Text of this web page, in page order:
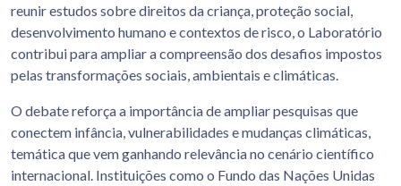
reunir estudos sobre direitos da criança, proteção social,
desenvolvimento humano e contextos de risco, o Laboratório
contribui para ampliar a compreensão dos desafios impostos
pelas transformações sociais, ambientais e climáticas.
O debate reforça a importância de ampliar pesquisas que
conectem infância, vulnerabilidades e mudanças climáticas,
temática que vem ganhando relevância no cenário científico
internacional. Instituições como o Fundo das Nações Unidas